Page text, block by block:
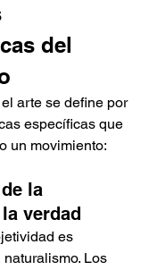
del
arte se define por
específicas que
un movimiento:
la
verdad
es
Los